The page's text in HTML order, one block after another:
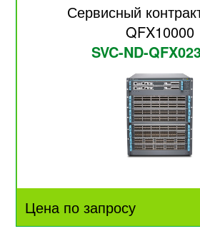
Сервисный
QFX10000
SVC-ND-
Цена по запросу